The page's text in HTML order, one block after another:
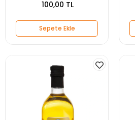
100,00 TL
Sepete Ekle